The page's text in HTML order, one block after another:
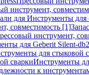
инструмент,
для Инструменты для
совместимость [1]
инструмент,
для Geberit Silent-
для стыковой
сваркиИнструменты
к